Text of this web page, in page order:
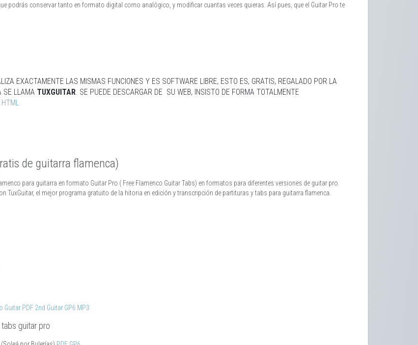
podrás conservar tanto en formato digital como analógico, y modificar cuantas veces quieras. Así pues, que el Guitar Pro te
EXACTAMENTE LAS MISMAS FUNCIONES Y ES SOFTWARE LIBRE, ESTO ES, GRATIS, REGALADO POR LA
SE LLAMA TUXGUITAR. SE PUEDE DESCARGAR DE SU WEB, INSISTO DE FORMA TOTALMENTE
de guitarra flamenca)
para guitarra en formato Guitar Pro ( Free Flamenco Guitar Tabs) en formatos para diferentes versiones de guitar pro.
TuxGuitar, el mejor programa gratuito de la hitoria en edición y transcripción de partituras y tabs para guitarra flamenca.
Guitar PDF 2nd Guitar GP6 MP3
guitar pro